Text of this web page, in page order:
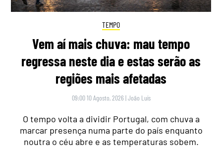
TEMPO
Vem aí mais chuva: mau tempo
regressa neste dia e estas serão as
regiões mais afetadas
09:00 10 Agosto, 2026 |João Luís
O tempo volta a dividir Portugal, com chuva a
marcar presença numa parte do país enquanto
noutra o céu abre e as temperaturas sobem.